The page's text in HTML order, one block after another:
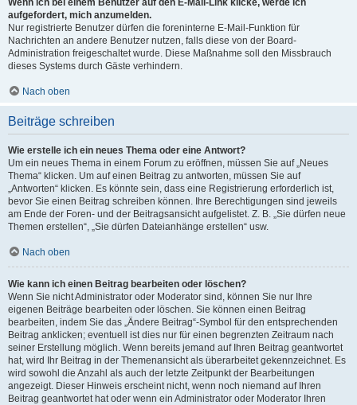
Wenn ich bei einem Benutzer auf den E-Mail-Link klicke, werde ich
aufgefordert, mich anzumelden.
Nur registrierte Benutzer dürfen die foreninterne E-Mail-Funktion für
Nachrichten an andere Benutzer nutzen, falls diese von der Board-
Administration freigeschaltet wurde. Diese Maßnahme soll den Missbrauch
dieses Systems durch Gäste verhindern.
Nach oben
Beiträge schreiben
Wie erstelle ich ein neues Thema oder eine Antwort?
Um ein neues Thema in einem Forum zu eröffnen, müssen Sie auf „Neues
Thema“ klicken. Um auf einen Beitrag zu antworten, müssen Sie auf
„Antworten“ klicken. Es könnte sein, dass eine Registrierung erforderlich ist,
bevor Sie einen Beitrag schreiben können. Ihre Berechtigungen sind jeweils
am Ende der Foren- und der Beitragsansicht aufgelistet. Z. B. „Sie dürfen neue
Themen erstellen“, „Sie dürfen Dateianhänge erstellen“ usw.
Nach oben
Wie kann ich einen Beitrag bearbeiten oder löschen?
Wenn Sie nicht Administrator oder Moderator sind, können Sie nur Ihre
eigenen Beiträge bearbeiten oder löschen. Sie können einen Beitrag
bearbeiten, indem Sie das „Ändere Beitrag“-Symbol für den entsprechenden
Beitrag anklicken; eventuell ist dies nur für einen begrenzten Zeitraum nach
seiner Erstellung möglich. Wenn bereits jemand auf Ihren Beitrag geantwortet
hat, wird Ihr Beitrag in der Themenansicht als überarbeitet gekennzeichnet. Es
wird sowohl die Anzahl als auch der letzte Zeitpunkt der Bearbeitungen
angezeigt. Dieser Hinweis erscheint nicht, wenn noch niemand auf Ihren
Beitrag geantwortet hat oder wenn ein Administrator oder Moderator Ihren